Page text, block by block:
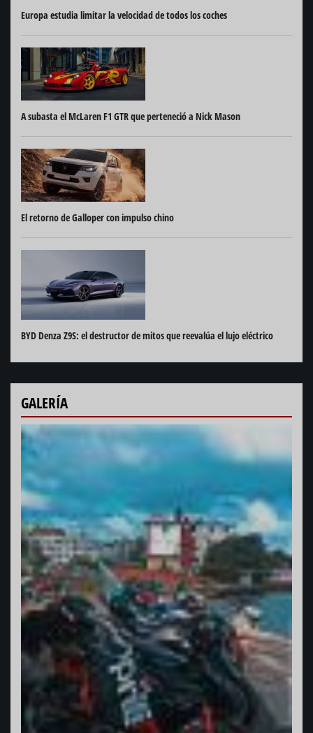
Europa estudia limitar la velocidad de todos los coches
A subasta el McLaren F1 GTR que perteneció a Nick Mason
El retorno de Galloper con impulso chino
BYD Denza Z9S: el destructor de mitos que reevalúa el lujo eléctrico
GALERÍA